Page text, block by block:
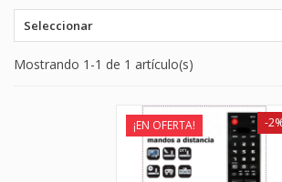
Seleccionar
Mostrando 1-1 de 1 artículo(s)
¡EN OFERTA! -